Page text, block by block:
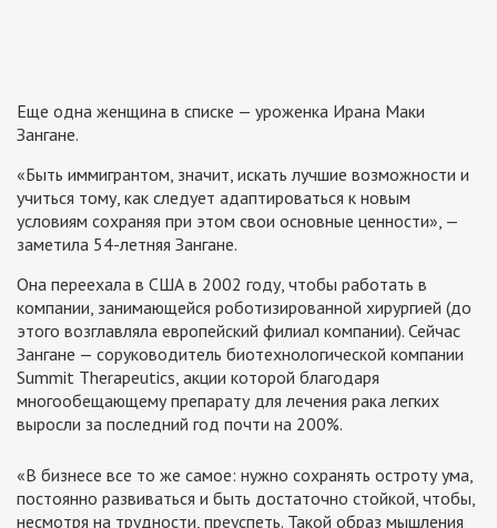
Еще одна женщина в списке — уроженка Ирана Маки
Зангане.
«Быть иммигрантом, значит, искать лучшие возможности и
учиться тому, как следует адаптироваться к новым
условиям сохраняя при этом свои основные ценности», —
заметила 54-летняя Зангане.
Она переехала в США в 2002 году, чтобы работать в
компании, занимающейся роботизированной хирургией (до
этого возглавляла европейский филиал компании). Сейчас
Зангане — соруководитель биотехнологической компании
Summit Therapeutics, акции которой благодаря
многообещающему препарату для лечения рака легких
выросли за последний год почти на 200%.
«В бизнесе все то же самое: нужно сохранять остроту ума,
постоянно развиваться и быть достаточно стойкой, чтобы,
несмотря на трудности, преуспеть. Такой образ мышления